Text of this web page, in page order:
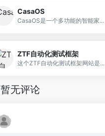
CasaOS
CasaOS是一个多功能的智能家...
ZTF自动化测试框架
这个ZTF自动化测试框架网站是...
暂无评论